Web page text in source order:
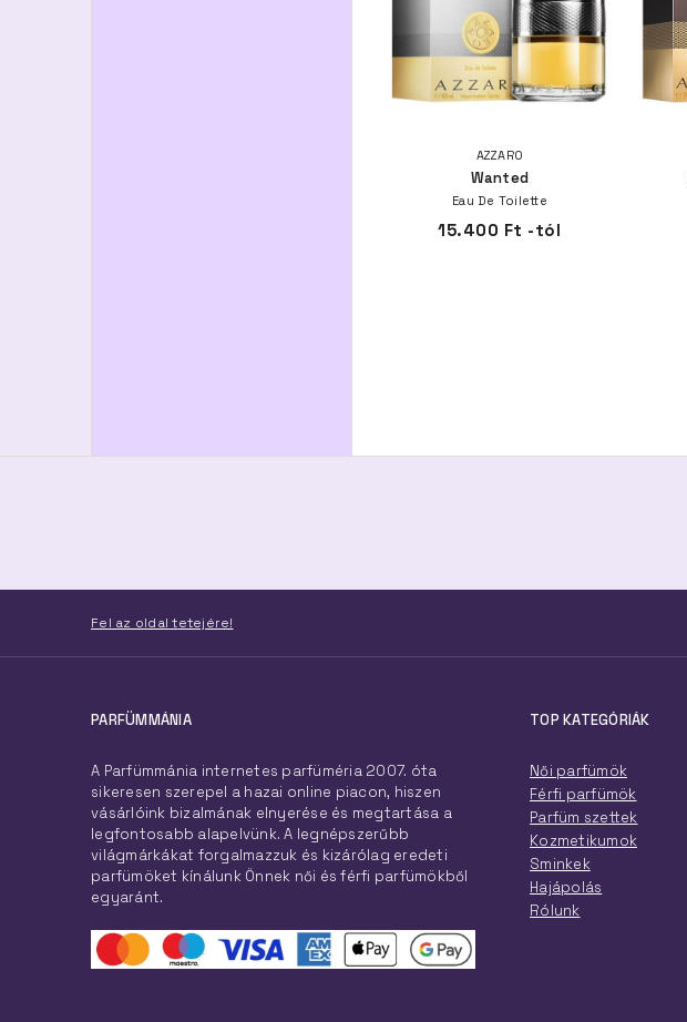
AZZARO
Wanted
Eau De Toilette
15.400 Ft -tól
Fel az oldal tetejére!
PARFÜMMÁNIA
A Parfümmánia internetes parfüméria 2007. óta
sikeresen szerepel a hazai online piacon, hiszen
vásárlóink bizalmának elnyerése és megtartása a
legfontosabb alapelvünk. A legnépszerűbb
világmárkákat forgalmazzuk és kizárólag eredeti
parfümöket kínálunk Önnek női és férfi parfümökből
egyaránt.
TOP KATEGÓRIÁK
Női parfümök
Férfi parfümök
Parfüm szettek
Kozmetikumok
Sminkek
Hajápolás
Rólunk